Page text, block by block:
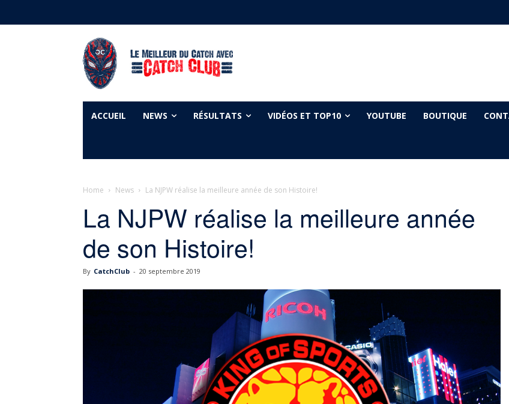
ACCUEIL NEWS RÉSULTATS VIDÉOS ET TOP10 YOUTUBE BOUTIQUE
Home News La NJPW réalise la meilleure année de son Histoire!
La NJPW réalise la meilleure année
de son Histoire!
By CatchClub - 20 septembre 2019